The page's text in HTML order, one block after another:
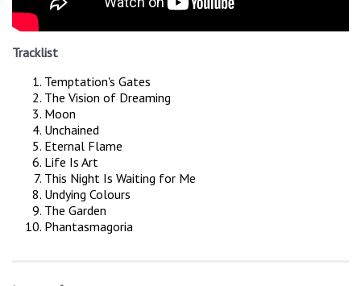
Tracklist
Temptation's Gates
The Vision of Dreaming
Moon
Unchained
Eternal Flame
Life Is Art
This Night Is Waiting for Me
Undying Colours
The Garden
Phantasmagoria